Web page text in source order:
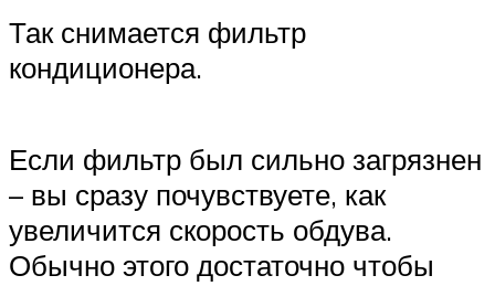
Так снимается фильтр
кондиционера.
Если фильтр был сильно загрязнен
– вы сразу почувствуете, как
увеличится скорость обдува.
Обычно этого достаточно чтобы